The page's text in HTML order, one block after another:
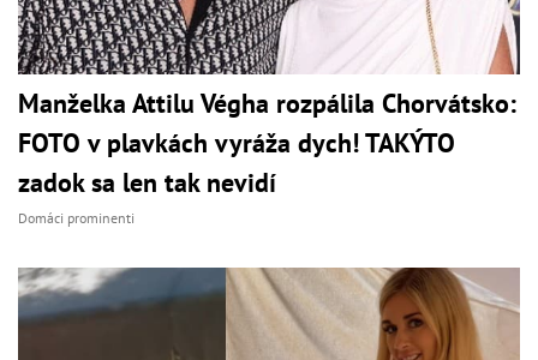
Manželka Attilu Végha rozpálila Chorvátsko:
FOTO v plavkách vyráža dych! TAKÝTO
zadok sa len tak nevidí
Domáci prominenti